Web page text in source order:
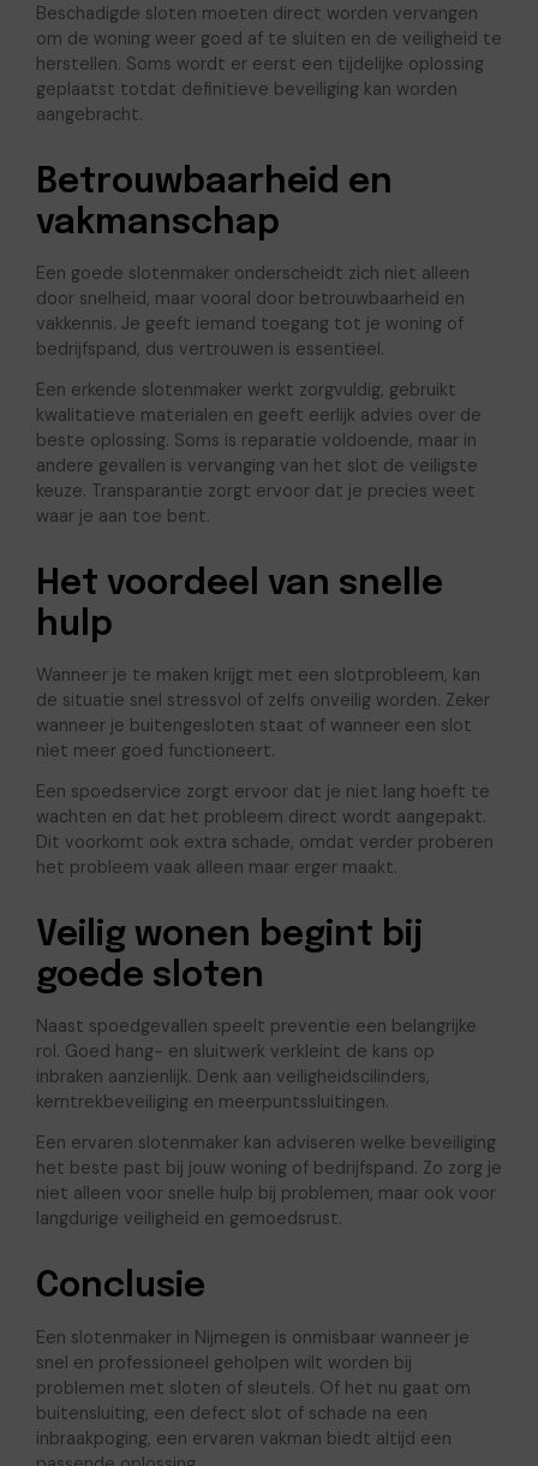
Beschadigde sloten moeten direct worden vervangen
om de woning weer goed af te sluiten en de veiligheid te
herstellen. Soms wordt er eerst een tijdelijke oplossing
geplaatst totdat definitieve beveiliging kan worden
aangebracht.
Betrouwbaarheid en
vakmanschap
Een goede slotenmaker onderscheidt zich niet alleen
door snelheid, maar vooral door betrouwbaarheid en
vakkennis. Je geeft iemand toegang tot je woning of
bedrijfspand, dus vertrouwen is essentieel.
Een erkende slotenmaker werkt zorgvuldig, gebruikt
kwalitatieve materialen en geeft eerlijk advies over de
beste oplossing. Soms is reparatie voldoende, maar in
andere gevallen is vervanging van het slot de veiligste
keuze. Transparantie zorgt ervoor dat je precies weet
waar je aan toe bent.
Het voordeel van snelle
hulp
Wanneer je te maken krijgt met een slotprobleem, kan
de situatie snel stressvol of zelfs onveilig worden. Zeker
wanneer je buitengesloten staat of wanneer een slot
niet meer goed functioneert.
Een spoedservice zorgt ervoor dat je niet lang hoeft te
wachten en dat het probleem direct wordt aangepakt.
Dit voorkomt ook extra schade, omdat verder proberen
het probleem vaak alleen maar erger maakt.
Veilig wonen begint bij
goede sloten
Naast spoedgevallen speelt preventie een belangrijke
rol. Goed hang- en sluitwerk verkleint de kans op
inbraken aanzienlijk. Denk aan veiligheidscilinders,
kerntrekbeveiliging en meerpuntssluitingen.
Een ervaren slotenmaker kan adviseren welke beveiliging
het beste past bij jouw woning of bedrijfspand. Zo zorg je
niet alleen voor snelle hulp bij problemen, maar ook voor
langdurige veiligheid en gemoedsrust.
Conclusie
Een slotenmaker in Nijmegen is onmisbaar wanneer je
snel en professioneel geholpen wilt worden bij
problemen met sloten of sleutels. Of het nu gaat om
buitensluiting, een defect slot of schade na een
inbraakpoging, een ervaren vakman biedt altijd een